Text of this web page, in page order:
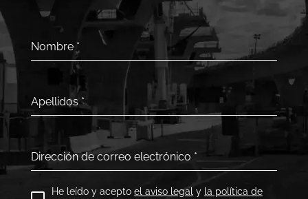
Nombre *
Apellidos*
Dirección de correo electrónico *
He leído y acepto el aviso legal y la política de